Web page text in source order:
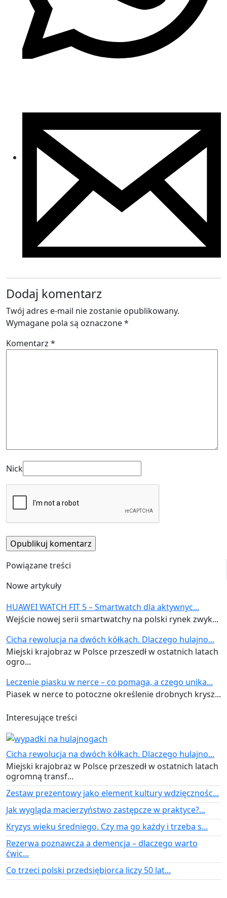
Dodaj komentarz
Twój adres e-mail nie zostanie opublikowany.
Wymagane pola są oznaczone*
Komentarz *
Nick
Powiązane treści
Nowe artykuły
HUAWEI WATCH FIT 5 – Smartwatch dla aktywnyc...
Wejście nowej serii smartwatchy na polski rynek zwyk...
Cicha rewolucja na dwóch kółkach. Dlaczego hulajno...
Miejski krajobraz w Polsce przeszedł w ostatnich latach
ogro...
Leczenie piasku w nerce – co pomaga, a czego unika...
Piasek w nerce to potoczne określenie drobnych krysz...
Interesujące treści
Cicha rewolucja na dwóch kółkach. Dlaczego hulajno...
Miejski krajobraz w Polsce przeszedł w ostatnich latach
ogromną transf...
Zestaw prezentowy jako element kultury wdzięcznośc...
Jak wygląda macierzyństwo zastępcze w praktyce?...
Kryzys wieku średniego. Czy ma go każdy i trzeba s...
Rezerwa poznawcza a demencja – dlaczego warto
ćwic...
Co trzeci polski przedsiębiorca liczy 50 lat...